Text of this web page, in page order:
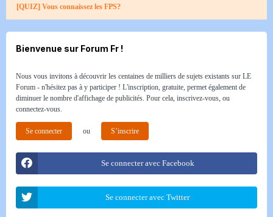
[QUIZ] Vous connaissez les FPS?
Bienvenue sur Forum Fr !
Nous vous invitons à découvrir les centaines de milliers de sujets existants sur LE
Forum - n'hésitez pas à y participer ! L'inscription, gratuite, permet également de
diminuer le nombre d'affichage de publicités. Pour cela, inscrivez-vous, ou
connectez-vous.
Se connecter ou S’inscrire
Se connecter avec Facebook
Se connecter avec Twitter